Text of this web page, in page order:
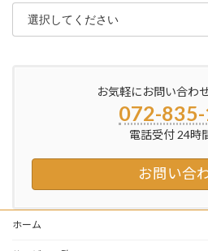
お気軽にお問い合わ
072-
電話受付 24時
お問い合
ホーム